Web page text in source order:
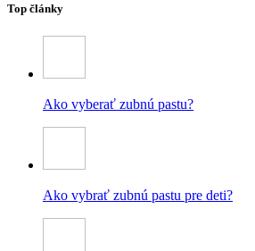
Top články
Ako vyberať zubnú pastu?
Ako vybrať zubnú pastu pre deti?